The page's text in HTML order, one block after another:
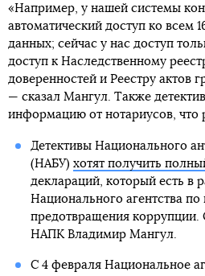
«Например, у нашей системы
автоматический доступ ко всем
данных; сейчас у нас доступ
доступ к Наследственному
доверенностей и Реестру актов
— сказал Мангул. Также
информацию от нотариусов, что
Детективы Национального
(НАБУ) хотят получить
деклараций, который есть в
Национального агентства по
предотвращения коррупции.
НАПК Владимир Мангул.
С 4 февраля Национальное